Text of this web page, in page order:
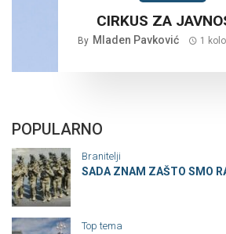
CIRKUS ZA
By Mladen Pavković 1
POPULARNO
Branitelji
SADA ZNAM ZAŠTO SMO
Top tema